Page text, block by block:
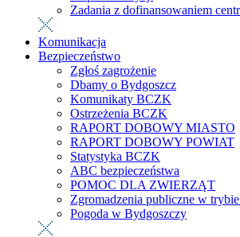
Zadania z dofinansowaniem
Komunikacja
Bezpieczeństwo
Zgłoś zagrożenie
Dbamy o Bydgoszcz
Komunikaty BCZK
Ostrzeżenia BCZK
RAPORT DOBOWY MIASTO
RAPORT DOBOWY POWIAT
Statystyka BCZK
ABC bezpieczeństwa
POMOC DLA ZWIERZĄT
Zgromadzenia publiczne w
Pogoda w Bydgoszczy